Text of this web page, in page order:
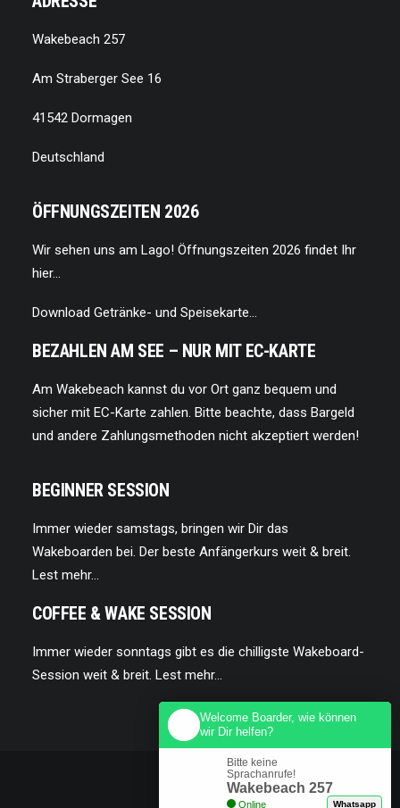
Wakebeach 257
Am Straberger See 16
41542 Dormagen
Deutschland
ÖFFNUNGSZEITEN 2026
Wir sehen uns am Lago! Öffnungszeiten 2026 findet Ihr
hier…
Download Getränke- und Speisekarte…
BEZAHLEN AM SEE – NUR MIT EC-KARTE
Am Wakebeach kannst du vor Ort ganz bequem und
sicher mit EC-Karte zahlen. Bitte beachte, dass Bargeld
und andere Zahlungsmethoden nicht akzeptiert werden!
BEGINNER SESSION
Immer wieder samstags, bringen wir Dir das
Wakeboarden bei. Der beste Anfängerkurs weit & breit.
Lest mehr…
COFFEE & WAKE SESSION
Immer wieder sonntags gibt es die chilligste Wakeboard-
Session weit & breit. Lest mehr…
Welcome Boarder, wie können
wir Dir helfen?
Bitte keine
Sprachanrufe!
Wakebeach 257
Online Whatsapp